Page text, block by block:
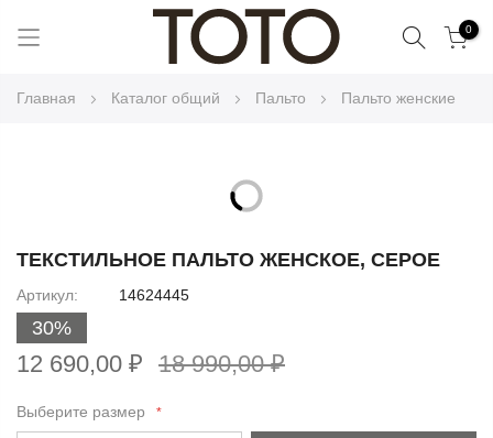
Поиск0
Главная Каталог общий Пальто Пальто женские
end
of
the
images
gallery
to
beginning
the
gallery
ТЕКСТИЛЬНОЕ ПАЛЬТО ЖЕНСКОЕ, СЕРОЕ
Артикул 14624445
30%
12 690,00 ₽ 18 990,00 ₽
Выберите размер